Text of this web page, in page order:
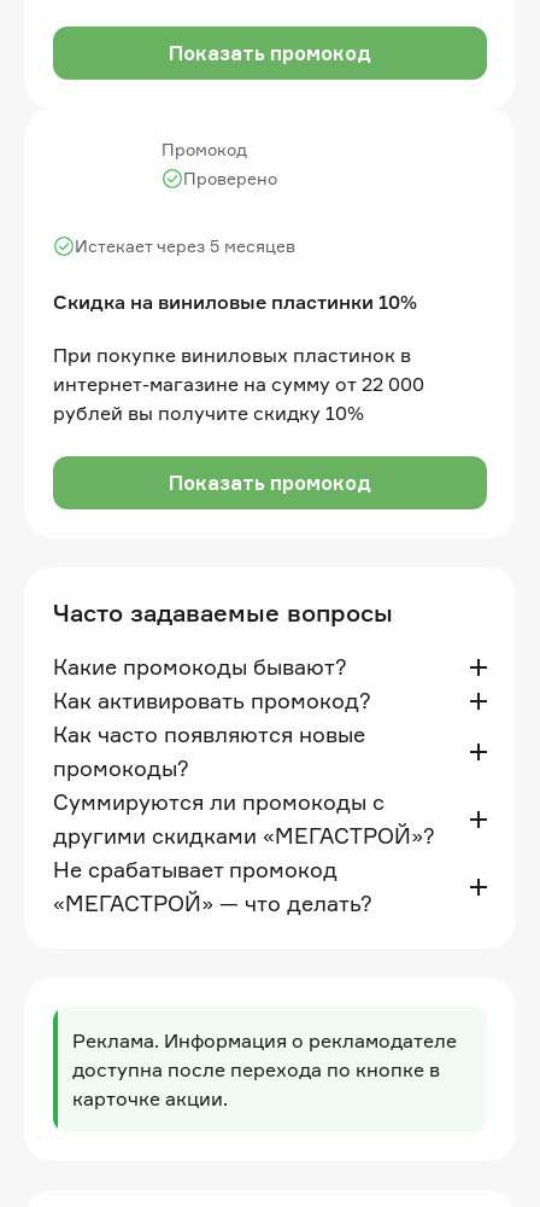
Показать промокод
Промокод
Скидка на виниловые пластинки 10%
Истекает через 5 месяцев
Проверено
При покупке виниловых пластинок в
интернет-магазине на сумму от 22 000
рублей вы получите скидку 10%
Показать промокод
Часто задаваемые вопросы
Какие промокоды бывают?
Как активировать промокод?
Как часто появляются новые
промокоды?
Суммируются ли промокоды с
другими скидками «МЕГАСТРОЙ»?
Не срабатывает промокод
«МЕГАСТРОЙ» — что делать?
Реклама. Информация о рекламодателе
доступна после перехода по кнопке в
карточке акции.